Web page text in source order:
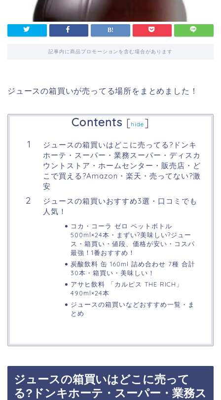
記事内に商品プロモーションを含む場合があります
ジュースの箱買いが売ってる場所をまとめました！
Contents [hide ]
ジュースの箱買いはどこに売ってる?ドンキ
ホーテ・スーパー・業務スーパー・ディスカ
ウントストア・ホームセンター・販売店・ど
こで買える?Amazon・楽天・売ってない?激
安
ジュースの箱買いおすすめ3選・口コミでも
人気！
コカ・コーラ ゼロ ペットボトル
500ml×24本・まずい?美味しい?ジュー
ス・箱買い・値段、価格が安い・コスパ
最強！1番おすすめ！
炭酸飲料 缶 160ml 詰め合わせ 7種 合計
30本・箱買い・美味しい！
アサヒ飲料 「カルピス THE RICH」
490ml×24本
ジュースの箱買いなどおすすめ一覧・ま
とめ
ジュースの箱買いはどこに売って
る?ドンキホーテ・スーパー・業務ス